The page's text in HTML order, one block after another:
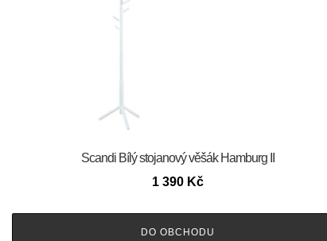
Scandi Bílý stojanový věšák Hamburg II
1 390 Kč
DO OBCHODU